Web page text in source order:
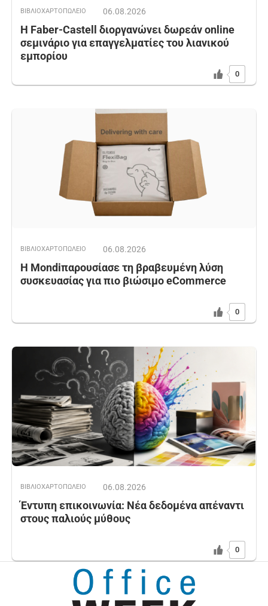
ΒΙΒΛΙΟΧΑΡΤΟΠΩΛΕΙΟ 06.08.2026
Η Faber-Castell διοργανώνει δωρεάν online
σεμινάριο για επαγγελματίες του λιανικού
εμπορίου
0
ΒΙΒΛΙΟΧΑΡΤΟΠΩΛΕΙΟ 06.08.2026
Η Mondiπαρουσίασε τη βραβευμένη λύση
συσκευασίας για πιο βιώσιμο eCommerce
0
ΒΙΒΛΙΟΧΑΡΤΟΠΩΛΕΙΟ 06.08.2026
Έντυπη επικοινωνία: Νέα δεδομένα απέναντι
στους παλιούς μύθους
0